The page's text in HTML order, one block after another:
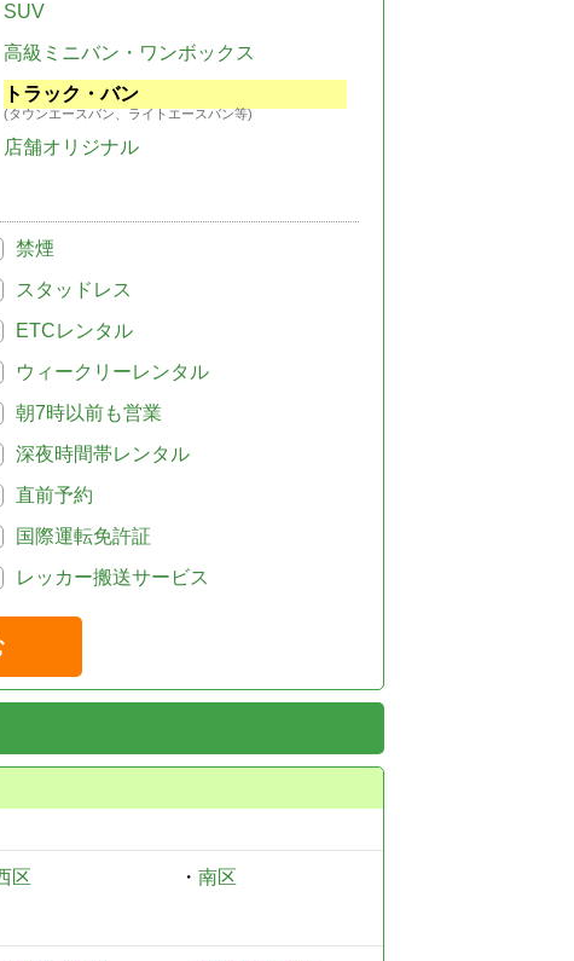
SUV
高級ミニバン・ワンボックス
トラック・バン
(タウンエースバン、ライトエースバン等)
店舗オリジナル
禁煙
スタッドレス
ETCレンタル
ウィークリーレンタル
朝7時以前も営業
深夜時間帯レンタル
直前予約
国際運転免許証
レッカー搬送サービス
区 ・ 南区